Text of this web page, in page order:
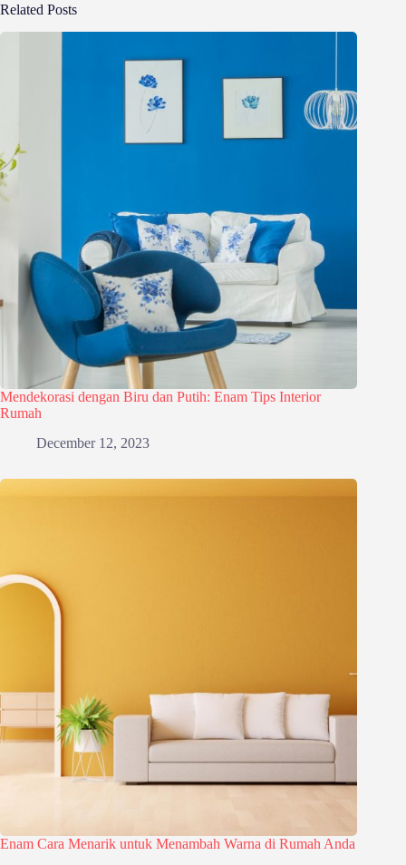
Related Posts
Mendekorasi dengan Biru dan Putih: Enam Tips Interior
Rumah
December 12, 2023
Enam Cara Menarik untuk Menambah Warna di Rumah Anda